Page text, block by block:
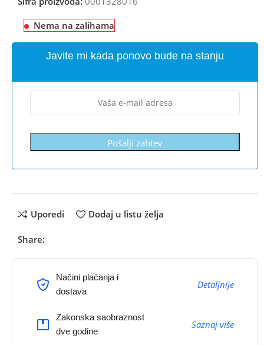
Nema na zalihama
Javite mi kada ponovo bude na stanju
Pošalji zahtev
Uporedi Dodaj u listu želja
Share:
Načini plaćanja i
dostava
Detaljnije
Zakonska saobraznost
dve godine
Saznaj više